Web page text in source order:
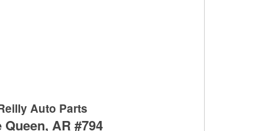
Auto Parts
Queen, AR #794